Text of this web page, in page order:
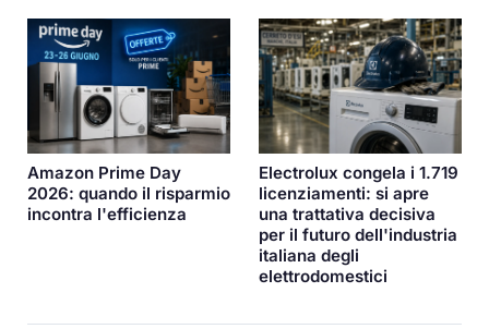
Amazon Prime Day
2026: quando il risparmio
incontra l'efficienza
Electrolux congela i 1.719
licenziamenti: si apre
una trattativa decisiva
per il futuro dell'industria
italiana degli
elettrodomestici